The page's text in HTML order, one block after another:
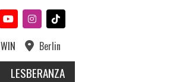
WIN Berlin
LESBERANZA